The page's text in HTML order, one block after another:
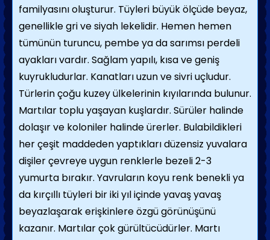
familyasını oluşturur. Tüyleri büyük ölçüde beyaz,
genellikle gri ve siyah lekelidir. Hemen hemen
tümünün turuncu, pembe ya da sarımsı perdeli
ayakları vardır. Sağlam yapılı, kısa ve geniş
kuyrukludurlar. Kanatları uzun ve sivri uçludur.
Türlerin çoğu kuzey ülkelerinin kıyılarında bulunur.
Martılar top­lu yaşayan kuşlardır. Sürüler halinde
dolaşır ve koloniler halinde ürerler. Bulabildikleri
her çeşit maddeden yaptıkları düzensiz yuva­lara
dişiler çevreye uygun renklerle bezeli 2-3
yumurta bırakır. Yavruların koyu renk be­nekli ya
da kırçıllı tüyleri bir iki yıl içinde yavaş yavaş
beyazlaşarak erişkinlere özgü görünüşünü
kazanır. Martılar çok gürültücü­dürler. Martı